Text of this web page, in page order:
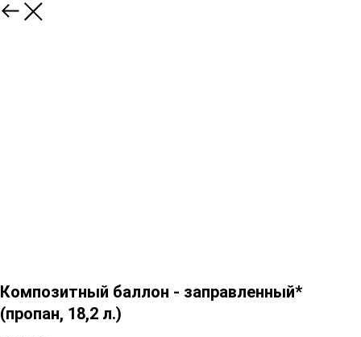
Композитный баллон - заправленный*
(пропан, 18,2 л.)